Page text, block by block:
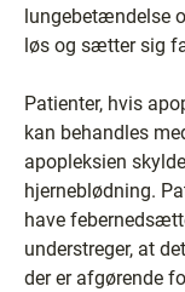
lungebetændelse
løs og sætter sig
Patienter, hvis
kan behandles
apopleksien
hjerneblødning.
have
understreger, at
der er afgørende